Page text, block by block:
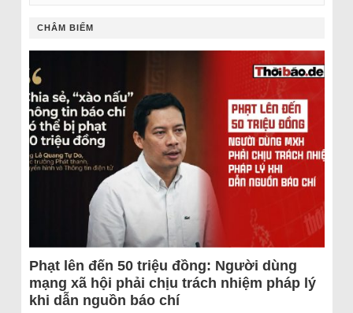
CHÂM BIẾM
Phạt lên đến 50 triệu đồng: Người dùng
mạng xã hội phải chịu trách nhiệm pháp lý
khi dẫn nguồn báo chí